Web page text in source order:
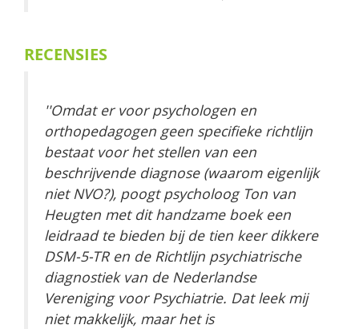
RECENSIES
''Omdat er voor psychologen en
orthopedagogen geen specifieke richtlijn
bestaat voor het stellen van een
beschrijvende diagnose (waarom eigenlijk
niet NVO?), poogt psycholoog Ton van
Heugten met dit handzame boek een
leidraad te bieden bij de tien keer dikkere
DSM-5-TR en de Richtlijn psychiatrische
diagnostiek van de Nederlandse
Vereniging voor Psychiatrie. Dat leek mij
niet makkelijk, maar het is